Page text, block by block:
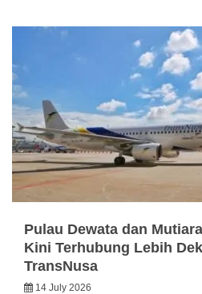
Pulau Dewata dan
Kini Terhubung Lebih
TransNusa
14 July 2026